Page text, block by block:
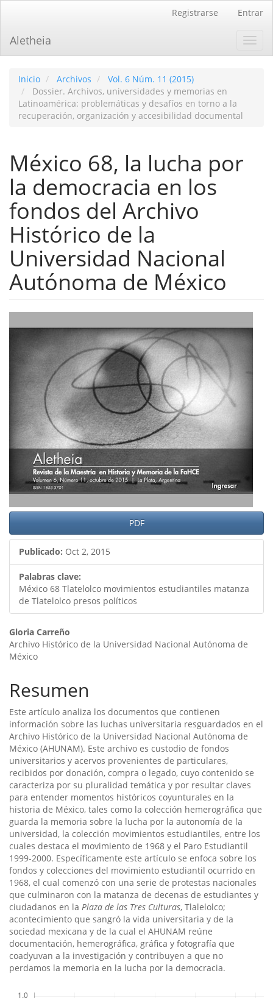
principal
Barra
Registrarse Entrar
Aletheia
Inicio Archivos
Vol. 6 Núm. 11 (2015)
Dossier. Archivos, universidades y memorias en
Latinoamérica: problemáticas y desafíos en torno a la
recuperación, organización y accesibilidad documental
México 68, la lucha por
la democracia en los
fondos del Archivo
Histórico de la
Universidad Nacional
Autónoma de México
Barra
lateral
del
artículo
PDF
Publicado: Oct 2, 2015
Palabras clave:
México 68 Tlatelolco movimientos estudiantiles matanza
de Tlatelolco presos políticos
Contenido
principal
artículo
Gloria Carreño
Archivo Histórico de la Universidad Nacional Autónoma de
México
Resumen
Este artí­culo analiza los documentos que contienen
información sobre las luchas universitaria resguardados en el
Archivo Histórico de la Universidad Nacional Autónoma de
México (AHUNAM). Este archivo es custodio de fondos
universitarios y acervos provenientes de particulares,
recibidos por donación, compra o legado, cuyo contenido se
caracteriza por su pluralidad temática y por resultar claves
para entender momentos históricos coyunturales en la
historia de México, tales como la colección hemerográfica que
guarda la memoria sobre la lucha por la autonomí­a de la
universidad, la colección movimientos estudiantiles, entre los
cuales destaca el movimiento de 1968 y el Paro Estudiantil
1999-2000. Especí­ficamente este artí­culo se enfoca sobre los
fondos y colecciones del movimiento estudiantil ocurrido en
1968, el cual comenzó con una serie de protestas nacionales
que culminaron con la matanza de decenas de estudiantes y
ciudadanos en la Plaza de las Tres Culturas, Tlalelolco;
acontecimiento que sangró la vida universitaria y de la
sociedad mexicana y de la cual el AHUNAM reúne
documentación, hemerográfica, gráfica y fotografí­a que
coadyuvan a la investigación y contribuyen a que no
perdamos la memoria en la lucha por la democracia.